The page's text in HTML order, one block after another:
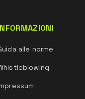
alle norme